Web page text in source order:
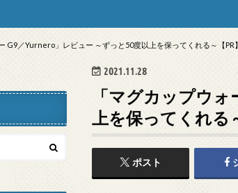
G9／Yurnero」レビュー ～ずっと50度以上を保ってくれる～【PR】
2021.11.28
「マグカップウ
上を保ってくれる
ポスト